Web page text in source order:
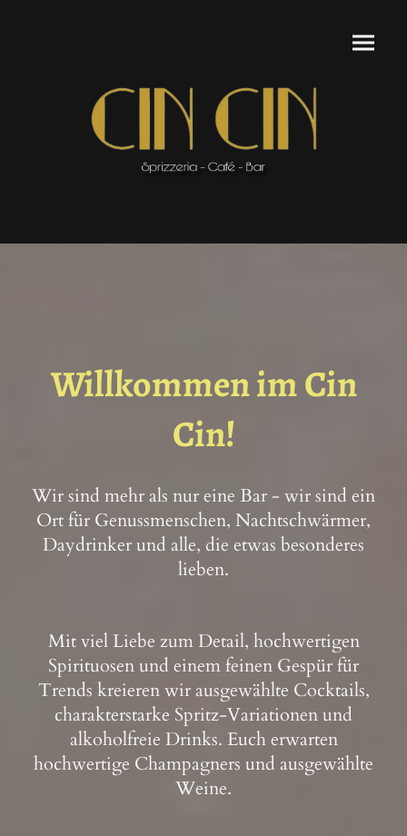
Willkommen im Cin
Cin!
Wir sind mehr als nur eine Bar - wir sind ein
Ort für Genussmenschen, Nachtschwärmer,
Daydrinker und alle, die etwas besonderes
lieben.
Mit viel Liebe zum Detail, hochwertigen
Spirituosen und einem feinen Gespür für
Trends kreieren wir ausgewählte Cocktails,
charakterstarke Spritz-Variationen und
alkoholfreie Drinks. Euch erwarten
hochwertige Champagners und ausgewählte
Weine.